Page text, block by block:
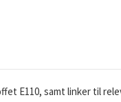
E110, samt linker til